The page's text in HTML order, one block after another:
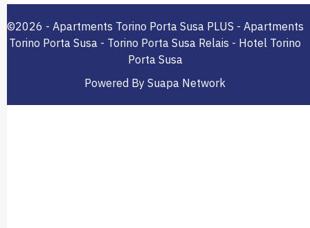
©2026 - Apartments Torino Porta Susa PLUS - Apartments
Torino Porta Susa - Torino Porta Susa Relais - Hotel Torino
Porta Susa
Powered By Suapa Network